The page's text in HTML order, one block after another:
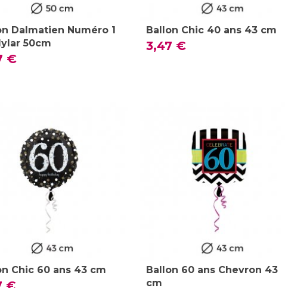
Dalmatien Numéro 1
50cm
€
Ballon Chic 40 ans 43 cm
3,47 €
Chic 60 ans 43 cm
Ballon 60 ans Chevron 43
cm